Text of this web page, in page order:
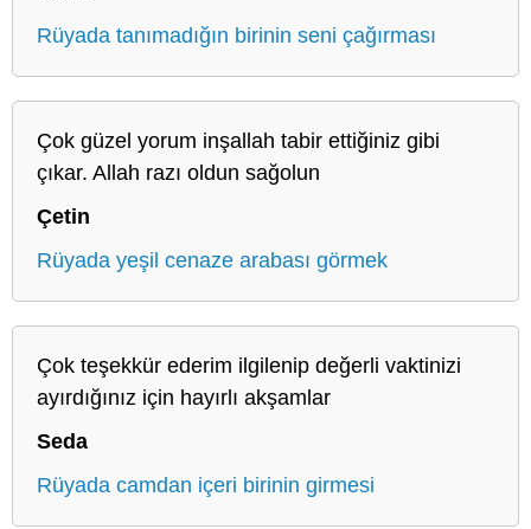
Rüyada tanımadığın birinin seni çağırması
Çok güzel yorum inşallah tabir ettiğiniz gibi
çıkar. Allah razı oldun sağolun
Çetin
Rüyada yeşil cenaze arabası görmek
Çok teşekkür ederim ilgilenip değerli vaktinizi
ayırdığınız için hayırlı akşamlar
Seda
Rüyada camdan içeri birinin girmesi